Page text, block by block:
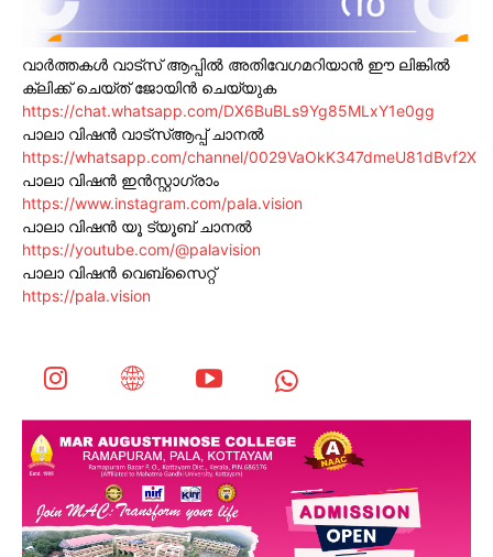
വാർത്തകൾ വാട്സ് ആപ്പിൽ അതിവേഗമറിയാൻ ഈ ലിങ്കിൽ
ക്ലിക്ക് ചെയ്ത് ജോയിൻ ചെയ്യുക
https://chat.whatsapp.com/DX6BuBLs9Yg85MLxY1e0gg
പാലാ വിഷൻ വാട്സ്ആപ്പ് ചാനൽ
https://whatsapp.com/channel/0029VaOkK347dmeU81dBvf2X
പാലാ വിഷൻ ഇൻസ്റ്റാഗ്രാം
https://www.instagram.com/pala.vision
പാലാ വിഷൻ യൂ ട്യൂബ് ചാനൽ
https://youtube.com/@palavision
പാലാ വിഷൻ വെബ്സൈറ്റ്
https://pala.vision